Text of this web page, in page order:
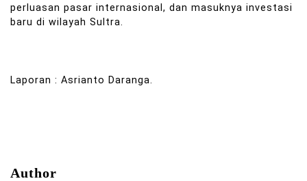
perluasan pasar internasional, dan masuknya investasi
baru di wilayah Sultra.
Laporan : Asrianto Daranga.
Author